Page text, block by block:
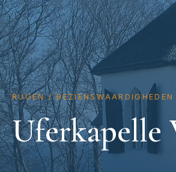
RÜGEN/ BEZIENSWAARDIGHEDEN